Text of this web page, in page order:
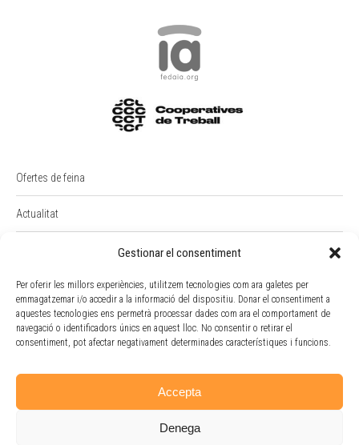
Gestionar el consentiment
Per oferir les millors experiències, utilitzem tecnologies com ara galetes per
emmagatzemar i/o accedir a la informació del dispositiu. Donar el consentiment a
aquestes tecnologies ens permetrà processar dades com ara el comportament de
navegació o identificadors únics en aquest lloc. No consentir o retirar el
consentiment, pot afectar negativament determinades característiques i funcions.
Accepta
Denega
Ofertes de feina
Actualitat
Intranet
Portal Empleat